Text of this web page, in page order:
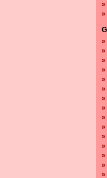
»
»
»
»
»
»
»
»
»
»
»
»
»
»
»
»